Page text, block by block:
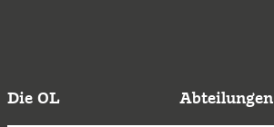
Die OL Abteilungen